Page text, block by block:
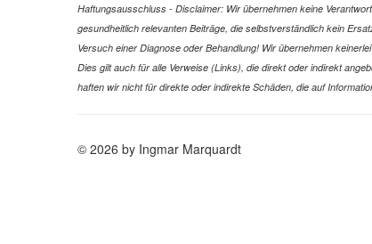
Haftungsausschluss - Disclaimer: Wir übernehmen keine
gesundheitlich relevanten Beiträge, die selbstverständlich kein
Versuch einer Diagnose oder Behandlung! Wir übernehmen
Dies gilt auch für alle Verweise (Links), die direkt oder indirekt
haften wir nicht für direkte oder indirekte Schäden, die auf
© 2026 by Ingmar Marquardt